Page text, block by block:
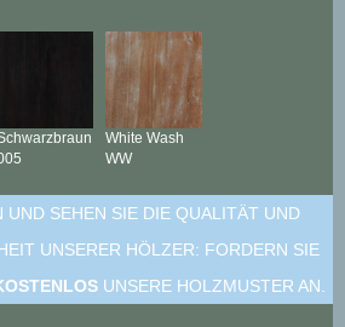
White Wash
WW
UND SEHEN SIE DIE QUALITÄT UND
UNSERER HÖLZER: FORDERN SIE
UNSERE HOLZMUSTER AN.